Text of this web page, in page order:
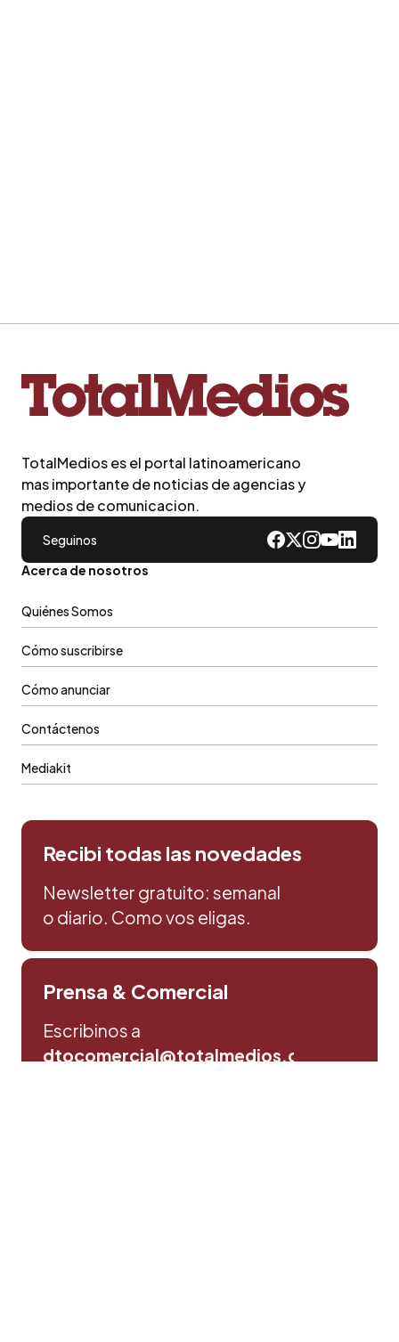
TotalMedios es el portal latinoamericano
mas importante de noticias de agencias y
medios de comunicacion.
Seguinos
Acerca de nosotros
Quiénes Somos
Cómo suscribirse
Cómo anunciar
Contáctenos
Mediakit
Recibi todas las novedades
Newsletter gratuito: semanal
o diario. Como vos eligas.
Prensa & Comercial
Escribinos a
dtocomercial@totalmedios.com